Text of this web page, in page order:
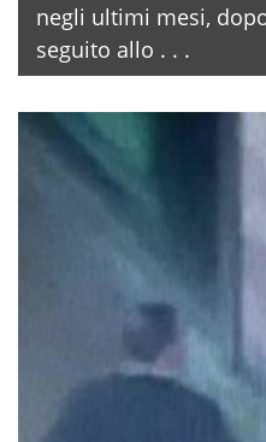
negli ultimi mesi,
seguito allo . . .